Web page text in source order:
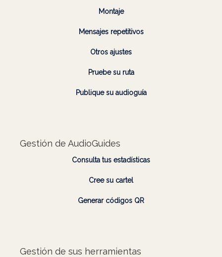
Montaje
Mensajes repetitivos
Otros ajustes
Pruebe su ruta
Publique su audioguía
Gestión de AudioGuides
Consulta tus estadísticas
Cree su cartel
Generar códigos QR
Gestión de sus herramientas